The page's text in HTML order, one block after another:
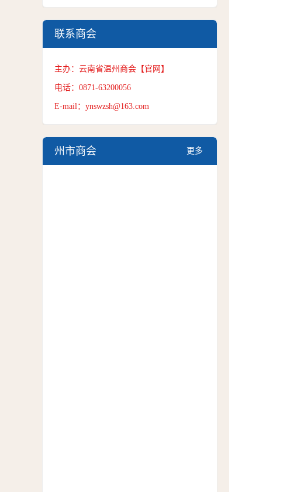
联系商会
主办：云南省温州商会【官网】
电话：0871-63200056
E-mail：ynswzsh@163.com
州市商会 更多